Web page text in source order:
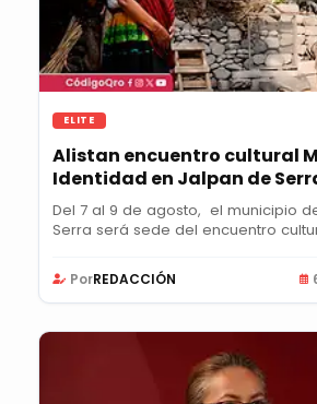
ELITE
Alistan encuentro cultural
Identidad en Jalpan de
Del 7 al 9 de agosto, el municipio
Serra será sede del encuentro
PorREDACCIÓN